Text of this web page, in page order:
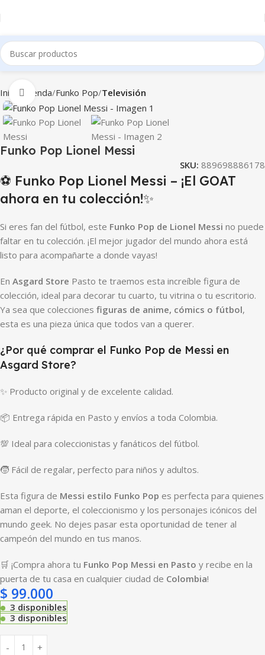
Inicio Tienda Funko Pop Televisión
Clic para ampliar
Funko Pop Lionel Messi
SKU: 889698886178
⚽ Funko Pop Lionel Messi – ¡El GOAT
ahora en tu colección!✨
Si eres fan del fútbol, este Funko Pop de Lionel Messi no puede
faltar en tu colección. ¡El mejor jugador del mundo ahora está
listo para acompañarte a donde vayas!
En Asgard Store Pasto te traemos esta increíble figura de
colección, ideal para decorar tu cuarto, tu vitrina o tu escritorio.
Ya sea que colecciones figuras de anime, cómics o fútbol,
esta es una pieza única que todos van a querer.
¿Por qué comprar el Funko Pop de Messi en
Asgard Store?
✨ Producto original y de excelente calidad.
📦 Entrega rápida en Pasto y envíos a toda Colombia.
💯 Ideal para coleccionistas y fanáticos del fútbol.
🧒 Fácil de regalar, perfecto para niños y adultos.
Esta figura de Messi estilo Funko Pop es perfecta para quienes
aman el deporte, el coleccionismo y los personajes icónicos del
mundo geek. No dejes pasar esta oportunidad de tener al
campeón del mundo en tus manos.
🛒 ¡Compra ahora tu Funko Pop Messi en Pasto y recibe en la
puerta de tu casa en cualquier ciudad de Colombia!
$ 99.000
3 disponibles
3 disponibles